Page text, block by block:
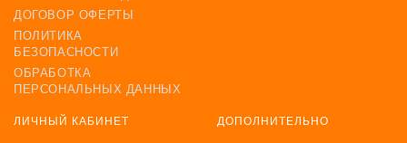
ДОГОВОР ОФЕРТЫ
ПОЛИТИКА
БЕЗОПАСНОСТИ
ОБРАБОТКА
ПЕРСОНАЛЬНЫХ ДАННЫХ
ЛИЧНЫЙ КАБИНЕТ ДОПОЛНИТЕЛЬНО